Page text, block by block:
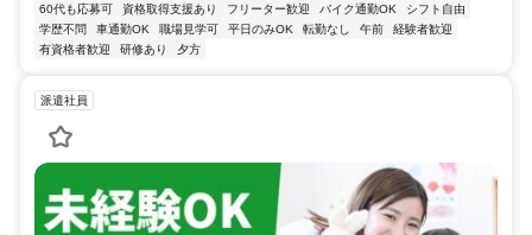
60代も応募可
資格取得支援あり フリーター歓迎 バイク通勤OK
シフト自由
学歴不問
車通勤OK 職場見学可 平日のみOK 転勤なし 午前
経験者歓迎
有資格者歓迎
研修あり 夕方
派遣社員